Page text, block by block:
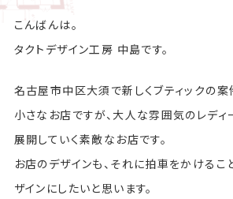
こんばんは。
タクトデザイン工房 中島です。
名古屋市中区大須で新しくブティックの案
小さなお店ですが、大人な雰囲気のレデ
展開していく素敵なお店です。
お店のデザインも、それに拍車をかける
ザインにしたいと思います。